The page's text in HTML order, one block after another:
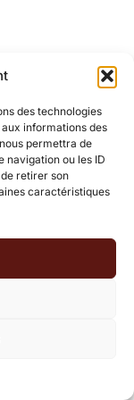
des technologies
informations des
permettra de
navigation ou les ID
retirer son
caractéristiques